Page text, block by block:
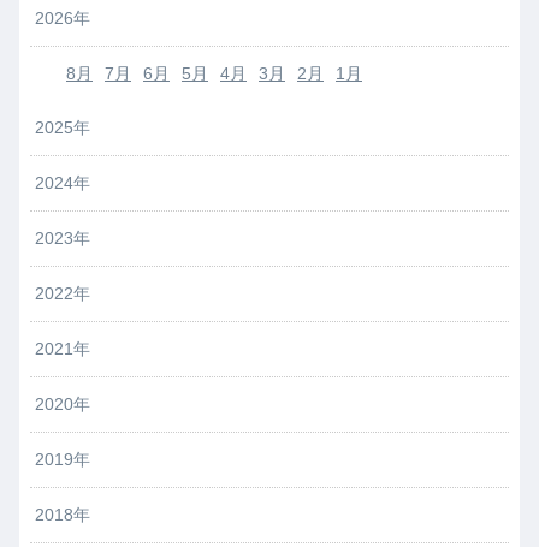
2026年
8月 7月 6月 5月 4月 3月 2月 1月
2025年
2024年
2023年
2022年
2021年
2020年
2019年
2018年